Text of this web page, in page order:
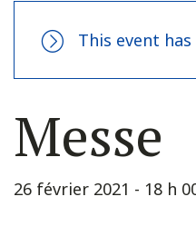
This event has
Messe
26 février 2021 - 18 h